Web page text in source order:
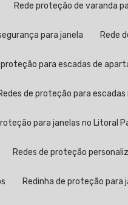
Rede proteção de varanda
segurança para janela Rede
proteção para escadas de
Redes de proteção para
para janelas no Litoral
Redes de proteção
Redinha de proteção para